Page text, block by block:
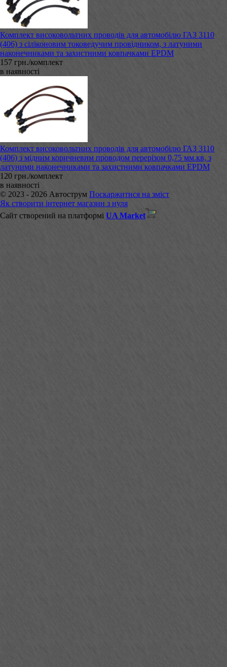
Комплект високовольтних проводів для автомобілю ГАЗ 3110
(406) з сіліконовим токоведучим провідником, з латуними
наконечниками та захистними ковпачками EPDM
157 грн./комплект
в наявності
Комплект високовольтних проводів для автомобілю ГАЗ 3110
(406) з мідним коричневим проводом перерізом 0,75 мм.кв, з
латуними наконечниками та захистними ковпачками EPDM
120 грн./комплект
в наявності
© 2023 - 2026 Автострум Поскаржитися на зміст
Як створити інтернет магазин з нуля
Сайт створений на платформі UA Market